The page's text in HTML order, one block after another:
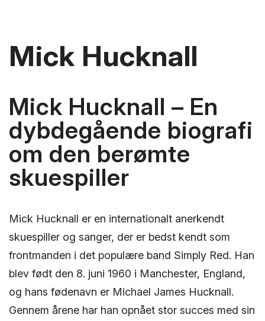
Mick Hucknall
Mick Hucknall – En
dybdegående biografi
om den berømte
skuespiller
Mick Hucknall er en internationalt anerkendt
skuespiller og sanger, der er bedst kendt som
frontmanden i det populære band Simply Red. Han
blev født den 8. juni 1960 i Manchester, England,
og hans fødenavn er Michael James Hucknall.
Gennem årene har han opnået stor succes med sin